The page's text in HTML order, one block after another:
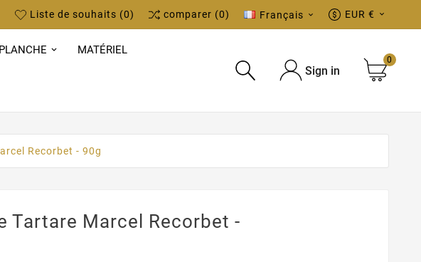
Liste de souhaits (0) comparer (0) Français  EUR € 
PLANCHE MATÉRIEL
Sign in
0
Recorbet - 90g
Tartare Marcel Recorbet -